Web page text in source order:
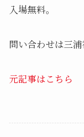
入場無料。
問い合わせは三
元記事はこちら